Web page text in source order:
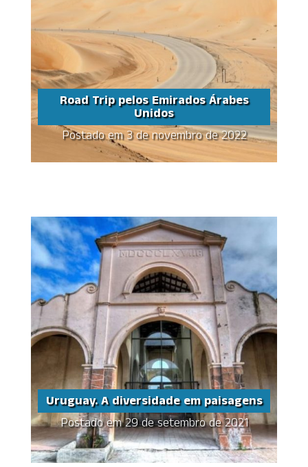
Road Trip pelos Emirados Árabes
Unidos
Postado em 3 de novembro de 2022
Road Trip pelos
Emirados Árabes
Unidos
Uruguay. A diversidade em paisagens
Postado em 29 de setembro de 2021
Uruguay. A
diversidade em
paisagens